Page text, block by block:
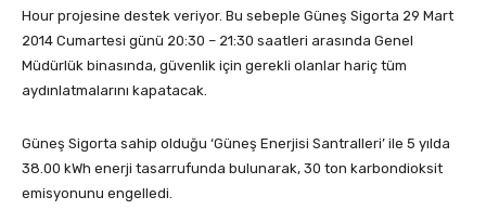
Hour projesine destek veriyor. Bu sebeple Güneş Sigorta 29 Mart
2014 Cumartesi günü 20:30 – 21:30 saatleri arasında Genel
Müdürlük binasında, güvenlik için gerekli olanlar hariç tüm
aydınlatmalarını kapatacak.
Güneş Sigorta sahip olduğu ‘Güneş Enerjisi Santralleri’ ile 5 yılda
38.00 kWh enerji tasarrufunda bulunarak, 30 ton karbondioksit
emisyonunu engelledi.